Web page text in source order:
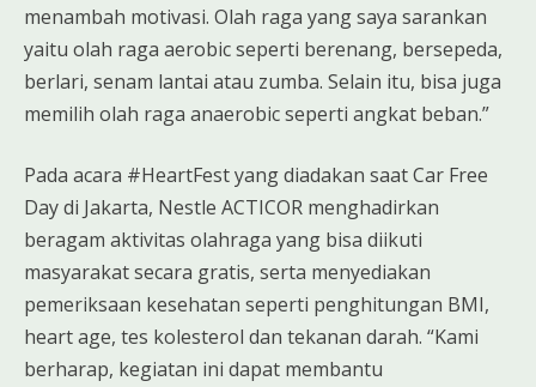
menambah motivasi. Olah raga yang saya sarankan
yaitu olah raga aerobic seperti berenang, bersepeda,
berlari, senam lantai atau zumba. Selain itu, bisa juga
memilih olah raga anaerobic seperti angkat beban.”
Pada acara #HeartFest yang diadakan saat Car Free
Day di Jakarta, Nestle ACTICOR menghadirkan
beragam aktivitas olahraga yang bisa diikuti
masyarakat secara gratis, serta menyediakan
pemeriksaan kesehatan seperti penghitungan BMI,
heart age, tes kolesterol dan tekanan darah. “Kami
berharap, kegiatan ini dapat membantu